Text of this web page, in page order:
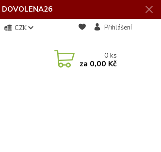
DOVOLENA26
CZK Přihlášení
0ks
za 0,00 Kč